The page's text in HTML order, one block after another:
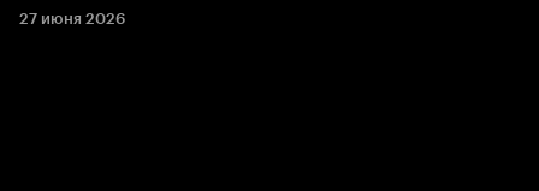
27 июня 2026